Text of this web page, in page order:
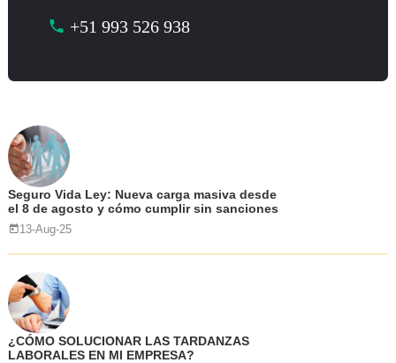
+51 993 526 938
Seguro Vida Ley: Nueva carga masiva desde
el 8 de agosto y cómo cumplir sin sanciones
13-Aug-25
¿CÓMO SOLUCIONAR LAS TARDANZAS
LABORALES EN MI EMPRESA?